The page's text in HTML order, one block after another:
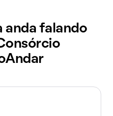
anda falando